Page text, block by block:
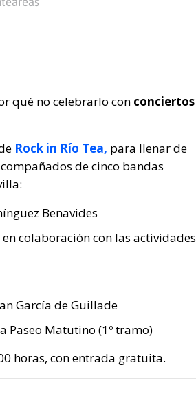
qué no celebrarlo con conciertos
Rock in Río Tea, para llenar de
de cinco bandas
Benavides
colaboración con las actividades
García de Guillade
Paseo Matutino (1º tramo)
horas, con entrada gratuita.